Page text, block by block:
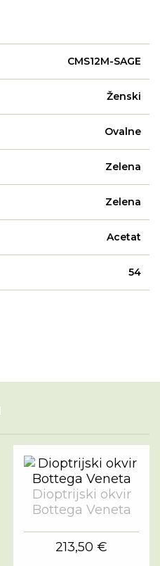
CMS12M-SAGE
Ženski
Ovalne
Zelena
Zelena
Acetat
54
Dioptrijski okvir
Bottega Veneta
213,50 €